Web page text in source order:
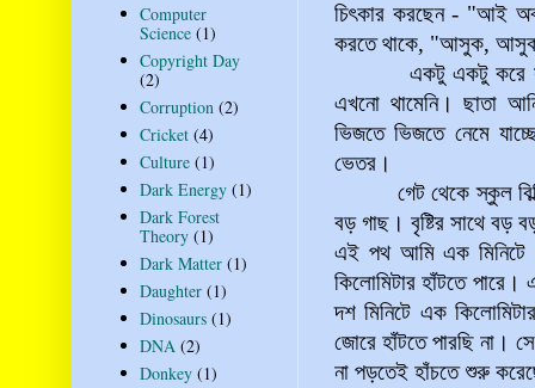
চিৎকার করছেন - "আই
করতে থাকে, "আসুক,
একটু একটু করে সামনে
এখনো থামেনি। ছাতা
ভিজতে ভিজতে নেমে
ভেতর।
গেট থেকে স্কুল
বড় গাছ। বৃষ্টির সাথে বড়
এই পথ আমি এক মিনিটে
কিলোমিটার হাঁটতে পারে।
দশ মিনিটে এক
জোরে হাঁটতে পারছি না।
না পড়তেই হাঁচতে শুরু
Computer
Science (1)
Copyright Day
(2)
Corruption (2)
Cricket (4)
Culture (1)
Dark Energy (1)
Dark Forest
Theory (1)
Dark Matter (1)
Daughter (1)
Dinosaurs (1)
DNA (2)
Donkey (1)